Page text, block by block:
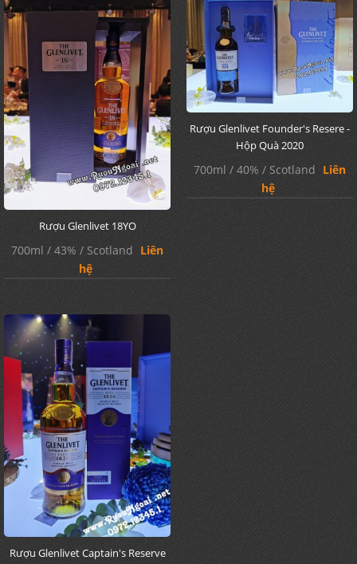
Rượu Glenlivet 18YO
700ml / 43% / Scotland Liên
hệ
Rượu Glenlivet Founder's Resere -
Hộp Quà 2020
700ml / 40% / Scotland Liên
hệ
Rượu Glenlivet Captain's Reserve